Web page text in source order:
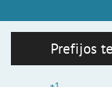
Prefijos